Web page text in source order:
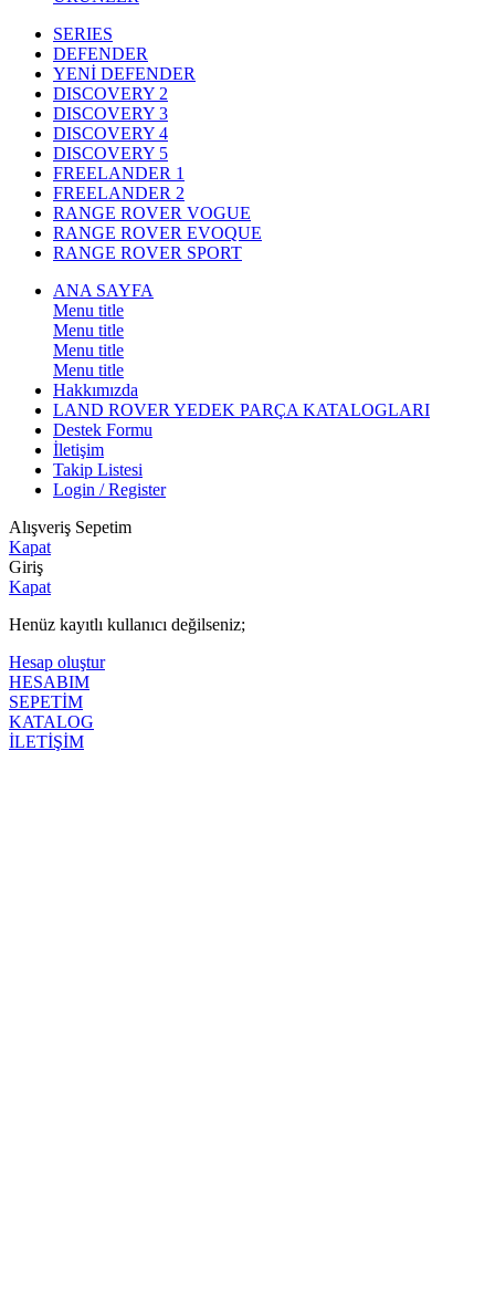
SERIES
DEFENDER
YENİ DEFENDER
DISCOVERY 2
DISCOVERY 3
DISCOVERY 4
DISCOVERY 5
FREELANDER 1
FREELANDER 2
RANGE ROVER VOGUE
RANGE ROVER EVOQUE
RANGE ROVER SPORT
ANA SAYFA
Menu title
Menu title
Menu title
Menu title
Hakkımızda
LAND ROVER YEDEK PARÇA KATALOGLARI
Destek Formu
İletişim
Takip Listesi
Login / Register
Alışveriş Sepetim
Kapat
Giriş
Kapat
Henüz kayıtlı kullanıcı değilseniz;
Hesap oluştur
HESABIM
SEPETİM
KATALOG
İLETİŞİM